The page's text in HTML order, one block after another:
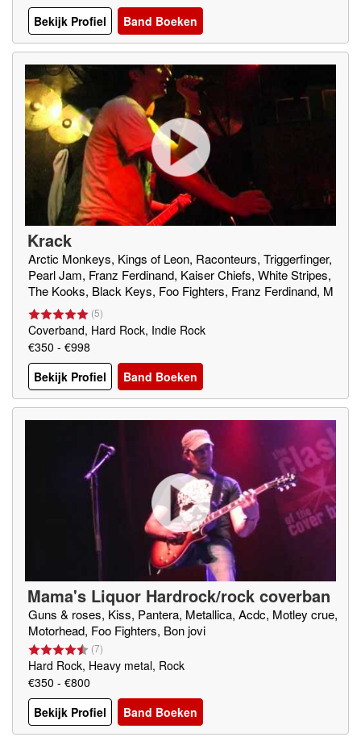
Bekijk Profiel
Band Boeken
Krack
Arctic Monkeys, Kings of Leon, Raconteurs, Triggerfinger,
Pearl Jam, Franz Ferdinand, Kaiser Chiefs, White Stripes,
The Kooks, Black Keys, Foo Fighters, Franz Ferdinand, M
use, Fun Lovin' Criminals, The Strokes, Supergrass, Green
Day, Beastie Boys
(5)
Coverband, Hard Rock, Indie Rock
€350 - €998
Bekijk Profiel
Band Boeken
Mama's Liquor Hardrock/rock coverban
d
Guns & roses, Kiss, Pantera, Metallica, Acdc, Motley crue,
Motorhead, Foo Fighters, Bon jovi
(7)
Hard Rock, Heavy metal, Rock
€350 - €800
Bekijk Profiel
Band Boeken